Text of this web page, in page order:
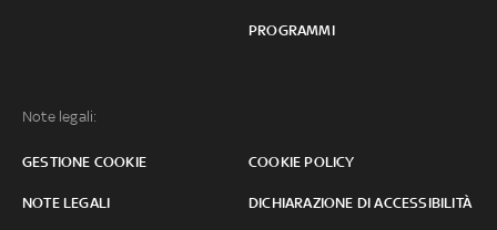
PROGRAMMI
Note legali:
GESTIONE COOKIE COOKIE POLICY
NOTE LEGALI DICHIARAZIONE DI ACCESSIBILITÀ